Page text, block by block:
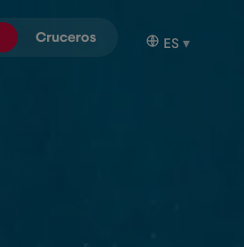
Cruceros ES ▾